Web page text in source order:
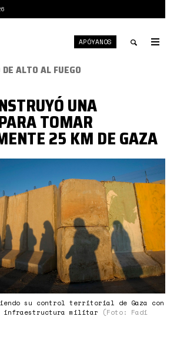
APÓYANOS
su control territorial de Gaza con
infraestructura militar
(Foto: Fadi
ALTO AL FUEGO
UNA
TOMAR
25 KM DE GAZA